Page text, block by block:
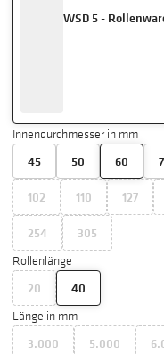
WSD 5 -
Innendurchmesser in mm
45 50 60
102
110 127
254
305
Rollenlänge
20 40
Länge in mm
3.000 5.000